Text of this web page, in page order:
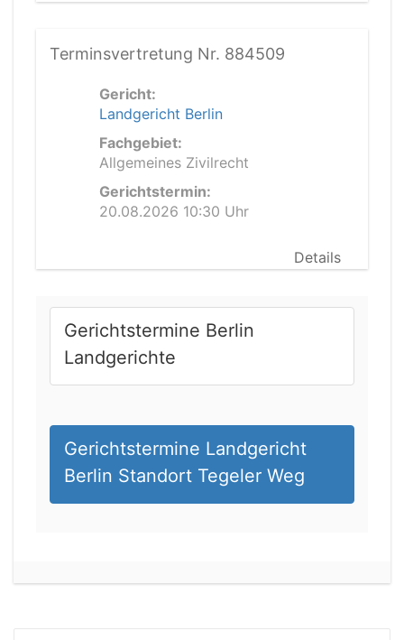
Terminsvertretung Nr. 884509
Gericht:
Landgericht Berlin
Fachgebiet:
Allgemeines Zivilrecht
Gerichtstermin:
20.08.2026 10:30 Uhr
Details
Gerichtstermine Berlin
Landgerichte
Gerichtstermine Landgericht
Berlin Standort Tegeler Weg